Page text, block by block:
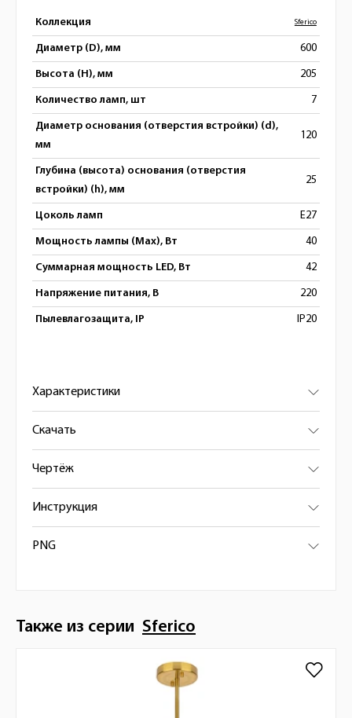
Коллекция Sferico
Диаметр (D), мм 600
Высота (H), мм 205
Количество ламп, шт 7
Диаметр основания (отверстия встройки) (d),
мм
120
Глубина (высота) основания (отверстия
встройки) (h), мм
25
Цоколь ламп E27
Мощность лампы (Max), Вт 40
Суммарная мощность LED, Вт 42
Напряжение питания, В 220
Пылевлагозащита, IP IP20
Характеристики
Скачать
Чертёж
Инструкция
PNG
Также из серии Sferico